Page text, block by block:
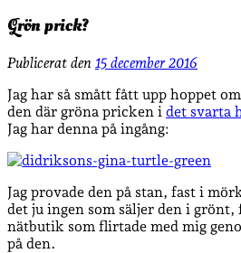
Grön prick?
Publicerat den 15 december 2016
Jag har så smått fått upp hoppet
den där gröna pricken i det svarta
Jag har denna på ingång:
Jag provade den på stan, fast i
det ju ingen som säljer den i
nätbutik som flirtade med mig
på den.